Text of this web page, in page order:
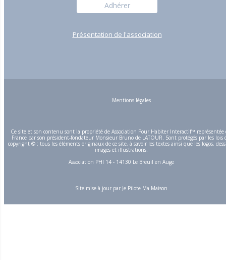
Adhérer
Présentation de l'association
Mentions légales
Ce site et son contenu sont la propriété de Association Pour Habiter Interactif™ représentée
France par son président-fondateur Monsieur Bruno de LATOUR. Sont protégés par les lois
copyright © : tous les éléments originaux de ce site, à savoir les textes ainsi que les logos,
images et illustrations.
Association PHI 14 - 14130 Le Breuil en Auge
Site mise à jour par Je Pilote Ma Maison